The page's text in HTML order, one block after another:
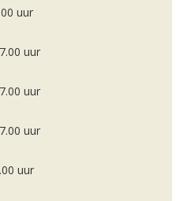
uur
uur
uur
uur
uur